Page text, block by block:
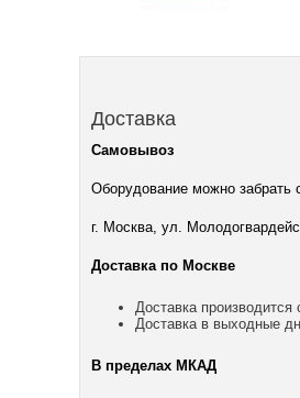
Доставка
Самовывоз
Оборудование можно забрать
г. Москва, ул.
Доставка по Москве
Доставка производится
Доставка в выходные
В пределах МКАД